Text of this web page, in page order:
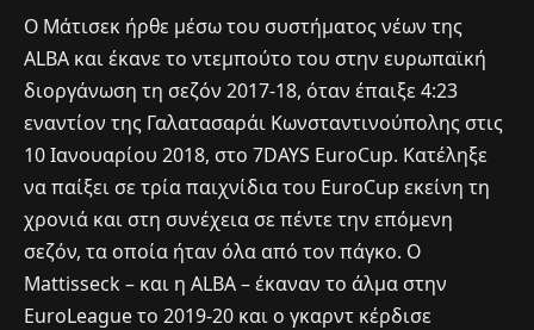
Ο Μάτισεκ ήρθε μέσω του συστήματος νέων της
ALBA και έκανε το ντεμπούτο του στην ευρωπαϊκή
διοργάνωση τη σεζόν 2017-18, όταν έπαιξε 4:23
εναντίον της Γαλατασαράι Κωνσταντινούπολης στις
10 Ιανουαρίου 2018, στο 7DAYS EuroCup. Κατέληξε
να παίξει σε τρία παιχνίδια του EuroCup εκείνη τη
χρονιά και στη συνέχεια σε πέντε την επόμενη
σεζόν, τα οποία ήταν όλα από τον πάγκο. Ο
Mattisseck – και η ALBA – έκαναν το άλμα στην
EuroLeague το 2019-20 και ο γκαρντ κέρδισε